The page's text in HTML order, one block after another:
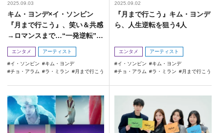
2025.09.03
キム・ヨンデ×イ・ソンビン
『月まで行こう』、笑い＆共感
→ロマンスまで…“一発逆転”テ
ィーザー公開！
エンタメ アーティスト
イ・ソンビン
キム・ヨンデ
チョ・アラム
ラ・ミラン 月まで行こう
2025.09.02
『月まで行こう』キム・ヨンデ
ら、人生逆転を狙う4人
エンタメ アーティスト
イ・ソンビン
キム・ヨンデ
チョ・アラム
ラ・ミラン 月まで行こう